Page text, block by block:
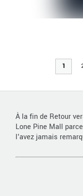
1
À la fin de Retour
Lone Pine Mall
l'avez jamais